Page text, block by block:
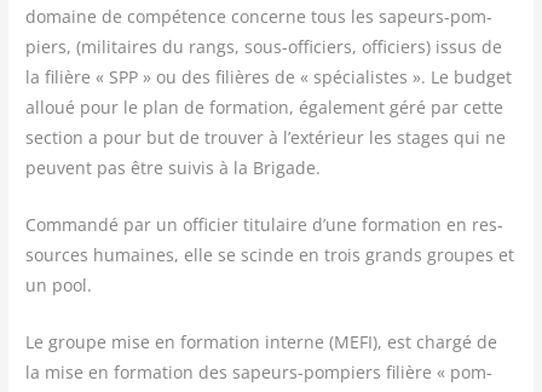
domaine de com­pé­tence concerne tous les sapeurs-pom­
piers, (mili­taires du rangs, sous-offi­ciers, offi­ciers) issus de
la filière « SPP » ou des filières de « spé­cia­listes ». Le bud­get
alloué pour le plan de for­ma­tion, éga­le­ment géré par cette
sec­tion a pour but de trou­ver à l’extérieur les stages qui ne
peuvent pas être sui­vis à la Brigade.
Com­man­dé par un offi­cier titu­laire d’une for­ma­tion en res­
sources humaines, elle se scinde en trois grands groupes et
un pool.
Le groupe mise en for­ma­tion interne (MEFI), est char­gé de
la mise en for­ma­tion des sapeurs-pom­piers filière « pom­